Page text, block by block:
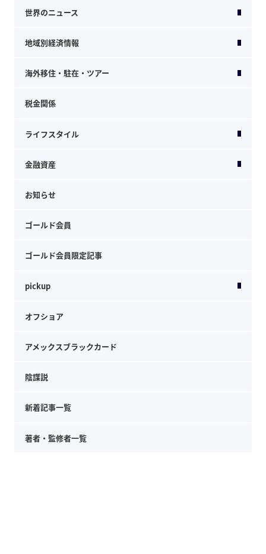
世界のニュース
地域別経済情報
海外移住・駐在・ツアー
税金関係
ライフスタイル
金融資産
お知らせ
ゴールド会員
ゴールド会員限定記事
pickup
オフショア
アメックスブラックカード
陰謀説
新着記事一覧
著者・監修者一覧